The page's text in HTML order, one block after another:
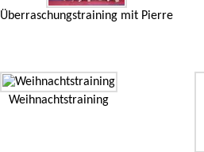
Überraschungstraining mit Pierre
Weihnachtstraining